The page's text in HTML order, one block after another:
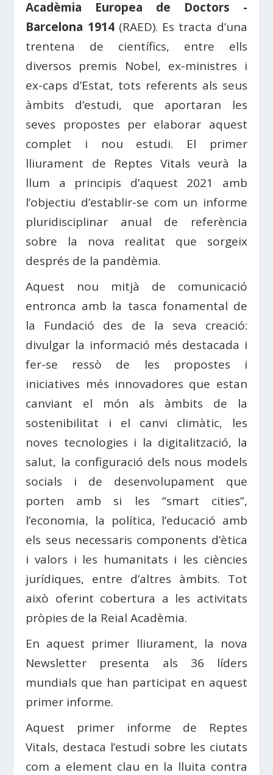
Acadèmia Europea de Doctors -
Barcelona 1914(RAED). Es tracta d’una
trentena de científics, entre ells
diversos premis Nobel, ex-ministres i
ex-caps d’Estat, tots referents als seus
àmbits d’estudi, que aportaran les
seves propostes per elaborar aquest
complet i nou estudi. El primer
lliurament de Reptes Vitals veurà la
llum a principis d’aquest 2021 amb
l’objectiu d’establir-se com un informe
pluridisciplinar anual de referència
sobre la nova realitat que sorgeix
després de la pandèmia.
Aquest nou mitjà de comunicació
entronca amb la tasca fonamental de
la Fundació des de la seva creació:
divulgar la informació més destacada i
fer-se ressò de les propostes i
iniciatives més innovadores que estan
canviant el món als àmbits de la
sostenibilitat i el canvi climàtic, les
noves tecnologies i la digitalització, la
salut, la configuració dels nous models
socials i de desenvolupament que
porten amb si les “smart cities”,
l’economia, la política, l’educació amb
els seus necessaris components d’ètica
i valors i les humanitats i les ciències
jurídiques, entre d’altres àmbits. Tot
això oferint cobertura a les activitats
pròpies de la Reial Acadèmia.
En aquest primer lliurament, la nova
Newsletter presenta als 36 líders
mundials que han participat en aquest
primer informe.
Aquest primer informe de Reptes
Vitals, destaca l’estudi sobre les ciutats
com a element clau en la lluita contra